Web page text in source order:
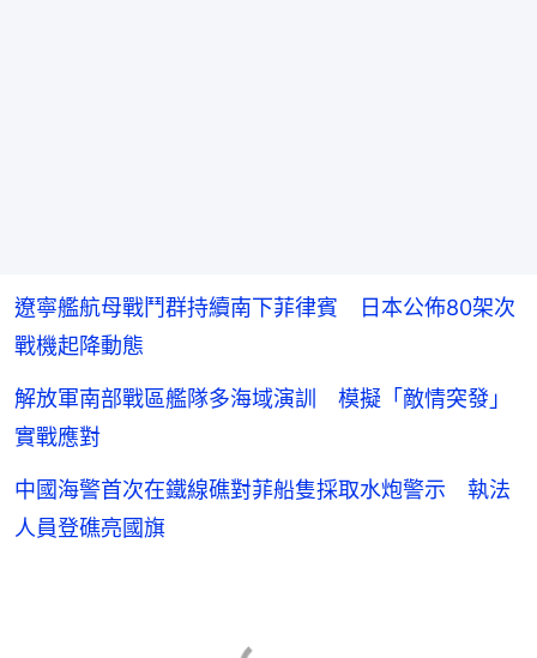
遼寧艦航母戰鬥群持續南下菲律賓 日本公佈80架次
戰機起降動態
解放軍南部戰區艦隊多海域演訓 模擬「敵情突發」
實戰應對
中國海警首次在鐵線礁對菲船隻採取水炮警示 執法
人員登礁亮國旗